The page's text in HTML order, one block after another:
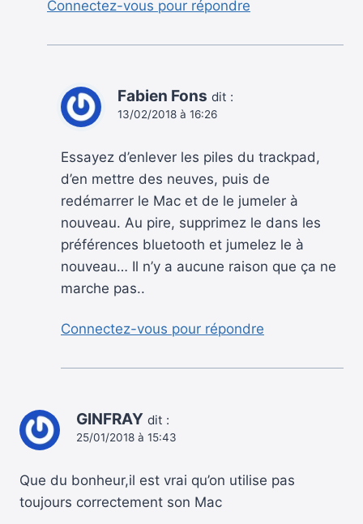
Connectez-vous pour répondre
Fabien Fons dit :
13/02/2018 à 16:26
Essayez d’enlever les piles du trackpad,
d’en mettre des neuves, puis de
redémarrer le Mac et de le jumeler à
nouveau. Au pire, supprimez le dans les
préférences bluetooth et jumelez le à
nouveau… Il n’y a aucune raison que ça ne
marche pas..
Connectez-vous pour répondre
GINFRAY dit :
25/01/2018 à 15:43
Que du bonheur,il est vrai qu’on utilise pas
toujours correctement son Mac